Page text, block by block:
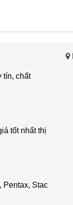
tín, chất
khí chính
nghiệp